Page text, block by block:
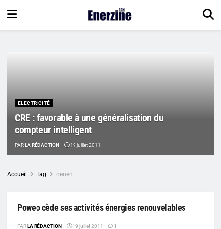
ELECTRICITÉ
CRE : favorable à une généralisation du
compteur intelligent
PARLA RÉDACTION 19 juillet 2011
Accueil Tag neoen
Poweo cède ses activités énergies renouvelables
PARLA RÉDACTION 19 juillet 2011 1